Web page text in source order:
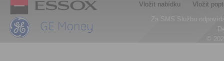
Vložit nabídku
Vložit
Za SMS Službu
©